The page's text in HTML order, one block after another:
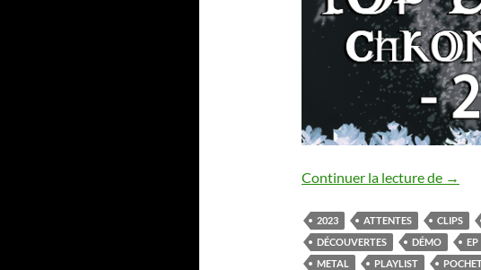
Continuer la lecture de Top
→
2023 ATTENTES CLIPS
DÉCOUVERTES
DÉMO EP
METAL
PLAYLIST